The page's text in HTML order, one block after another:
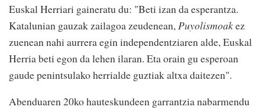
Euskal Herriari gaineratu du: "Beti izan da esperantza.
Katalunian gauzak zailagoa zeudenean, Puyolismoakez
zuenean nahi aurrera egin independentziaren alde, Euskal
Herria beti egon da lehen ilaran. Eta orain gu esperoan
gaude penintsulako herrialde guztiak altxa daitezen".
Abenduaren 20ko hauteskundeen garrantzia nabarmendu